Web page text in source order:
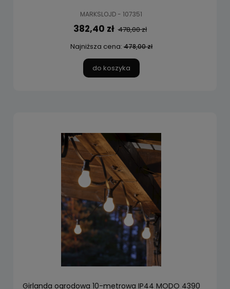
MARKSLOJD - 107351
382,40 zł 478,00 zł
Najniższa cena:478,00 zł
do koszyka
Girlanda ogrodowa 10-metrowa IP44 MODO 4390